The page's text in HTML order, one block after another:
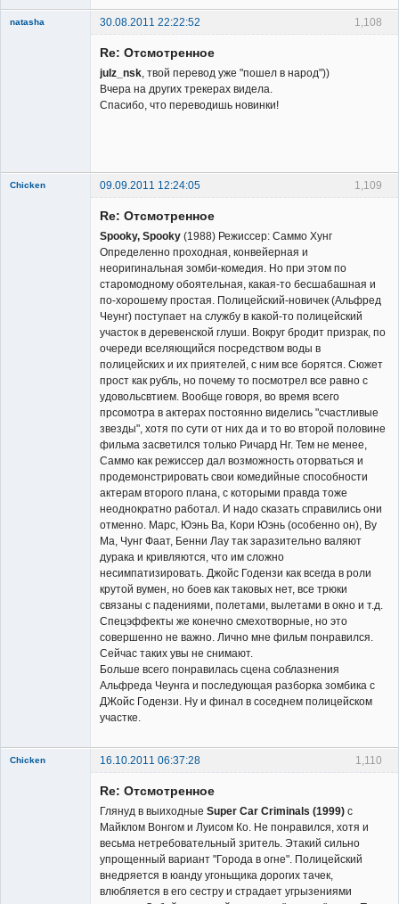
1,108
natasha 30.08.2011 22:22:52
Re: Отсмотренное
julz_nsk, твой перевод уже "пошел в народ"))
Вчера на других трекерах видела.
Спасибо, что переводишь новинки!
1,109
Chicken
09.09.2011 12:24:05
Re: Отсмотренное
Spooky, Spooky (1988) Режиссер: Саммо Хунг
Определенно проходная, конвейерная и
неоригинальная зомби-комедия. Но при этом по
старомодному обоятельная, какая-то бесшабашная и
по-хорошему простая. Полицейский-новичек (Альфред
Чеунг) поступает на службу в какой-то полицейский
участок в деревенской глуши. Вокруг бродит призрак, по
очереди вселяющийся посредством воды в
полицейских и их приятелей, с ним все борятся. Сюжет
прост как рубль, но почему то посмотрел все равно с
удовольсвтием. Вообще говоря, во время всего
прсомотра в актерах постоянно виделись "счастливые
звезды", хотя по сути от них да и то во второй половине
фильма засветился только Ричард Нг. Тем не менее,
Саммо как режиссер дал возможность оторваться и
продемонстрировать свои комедийные способности
актерам второго плана, с которыми правда тоже
неоднократно работал. И надо сказать справились они
отменно. Марс, Юэнь Ва, Кори Юэнь (особенно он), Ву
Ма, Чунг Фаат, Бенни Лау так заразительно валяют
дурака и кривляются, что им сложно
несимпатизировать. Джойс Годензи как всегда в роли
крутой вумен, но боев как таковых нет, все трюки
связаны с падениями, полетами, вылетами в окно и т.д.
Спецэффекты же конечно смехотворные, но это
совершенно не важно. Лично мне фильм понравился.
Сейчас таких увы не снимают.
Больше всего понравилась сцена соблазнения
Альфреда Чеунга и последующая разборка зомбика с
ДЖойс Годензи. Ну и финал в соседнем полицейском
участке.
1,110
Chicken
16.10.2011 06:37:28
Re: Отсмотренное
Глянуд в выиходные Super Car Criminals (1999) с
Майклом Вонгом и Луисом Ко. Не понравился, хотя и
весьма нетребовательный зритель. Этакий сильно
упрощенный вариант "Города в огне". Полицейский
внедряется в юанду угоньщика дорогих тачек,
влюбляется в его сестру и страдает угрызениями